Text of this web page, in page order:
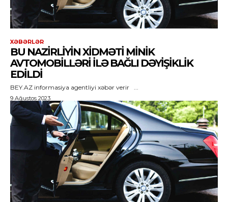
XƏBƏRLƏR
BU NAZIRLIYIN XIDMƏTI MINIK
AVTOMOBILLƏRI ILƏ BAĞLI DƏYIŞIKLIK
EDILDI
BEY.AZ informasiya agentliyi xəbər verir ...
9 Ağustos 2023